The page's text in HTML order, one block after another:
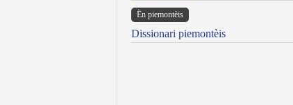
Ën piemontèis
Dissionari piemontèis